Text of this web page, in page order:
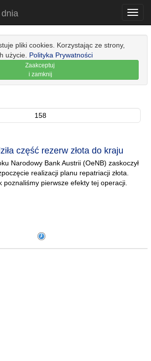
pliki cookies. Korzystając ze strony,
użycie. Polityka Prywatności
Zaakceptuj
i zamknij
158
część rezerw złota do kraju
Narodowy Bank Austrii (OeNB) zaskoczył
realizacji planu repatriacji złota.
poznaliśmy pierwsze efekty tej operacji.